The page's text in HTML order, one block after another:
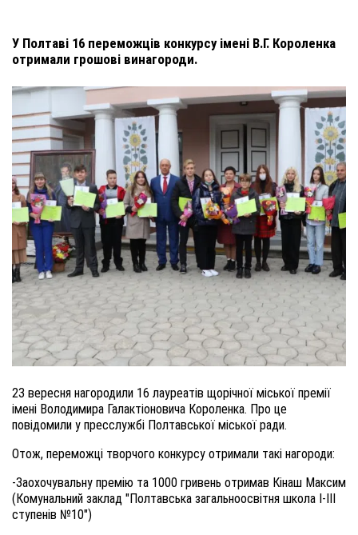
У Полтаві 16 переможців конкурсу імені В.Г. Короленка
отримали грошові винагороди.
23 вересня нагородили 16 лауреатів щорічної міської премії
імені Володимира Галактіоновича Короленка. Про це
повідомили у пресслужбі Полтавської міської ради.
Отож, переможці творчого конкурсу отримали такі нагороди:
-Заохочувальну премію та 1000 гривень отримав Кінаш Максим
(Комунальний заклад "Полтавська загальноосвітня школа І-III
ступенів №10")